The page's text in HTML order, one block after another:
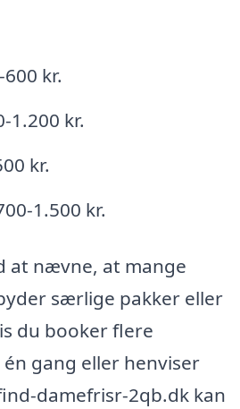
kr.
1.200 kr.
kr.
1.500 kr.
at nævne, at mange
særlige pakker eller
du booker flere
gang eller henviser
damefrisr-2qb.dk kan